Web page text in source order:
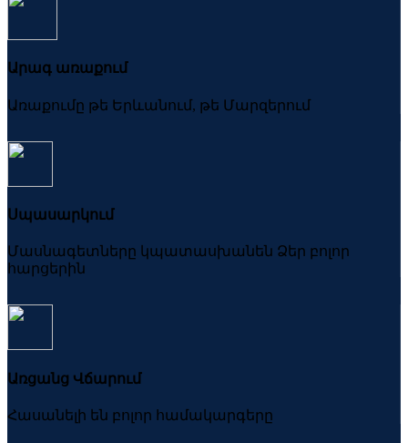
Արագ առաքում
Առաքումը թե Երևանում, թե Մարզերում
Սպասարկում
Մասնագետները կպատասխանեն Ձեր բոլոր
հարցերին
Առցանց Վճարում
Հասանելի են բոլոր համակարգերը